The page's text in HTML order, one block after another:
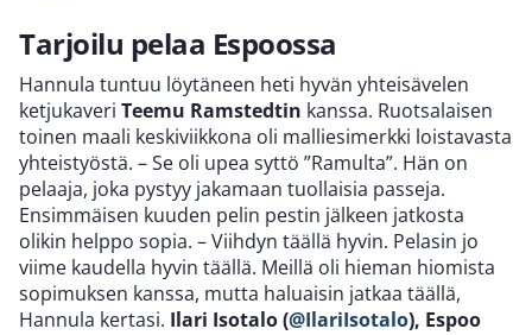
Tarjoilu pelaa Espoossa
Hannula tuntuu löytäneen heti hyvän yhteisävelen
ketjukaveri Teemu Ramstedtin kanssa. Ruotsalaisen
toinen maali keskiviikkona oli malliesimerkki loistavasta
yhteistyöstä. – Se oli upea syttö ”Ramulta”. Hän on
pelaaja, joka pystyy jakamaan tuollaisia passeja.
Ensimmäisen kuuden pelin pestin jälkeen jatkosta
olikin helppo sopia. – Viihdyn täällä hyvin. Pelasin jo
viime kaudella hyvin täällä. Meillä oli hieman hiomista
sopimuksen kanssa, mutta haluaisin jatkaa täällä,
Hannula kertasi. Ilari Isotalo (@IlariIsotalo), Espoo